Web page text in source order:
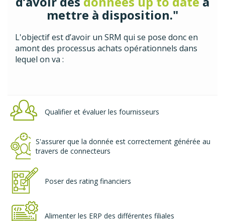
mettre à disposition."
L'objectif est d’avoir un SRM qui se pose donc en
amont des processus achats opérationnels dans
lequel on va :
Qualifier et évaluer les fournisseurs
S'assurer que la donnée est correctement générée au
travers de connecteurs
Poser des rating financiers
Alimenter les ERP des différentes filiales